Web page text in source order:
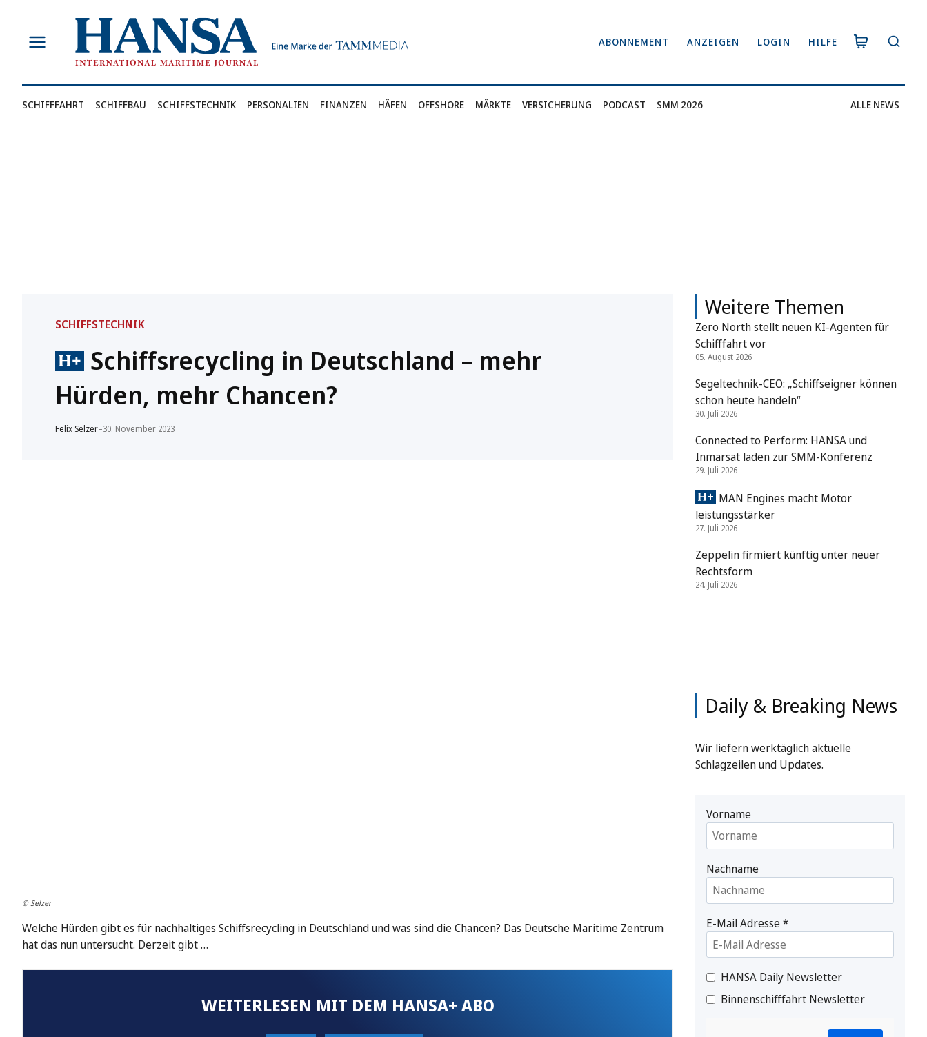
springen
ABONNEMENT ANZEIGEN LOGIN HILFE
SCHIFFFAHRT SCHIFFBAU SCHIFFSTECHNIK PERSONALIEN FINANZEN HÄFEN OFFSHORE MÄRKTE VERSICHERUNG PODCAST SMM 2026 ALLE NEWS
SCHIFFSTECHNIK
Schiffsrecycling in Deutschland – mehr
Hürden, mehr Chancen?
Felix Selzer–30. November 2023
© Selzer
Welche Hürden gibt es für nachhaltiges Schiffsrecycling in Deutschland und was sind die Chancen? Das Deutsche Maritime Zentrum
hat das nun untersucht. Derzeit gibt …
WEITERLESEN MIT DEM HANSA+ ABO
Weitere Themen
Zero North stellt neuen KI-Agenten für
Schifffahrt vor
05. August 2026
Segeltechnik-CEO: „Schiffseigner können
schon heute handeln“
30. Juli 2026
Connected to Perform: HANSA und
Inmarsat laden zur SMM-Konferenz
29. Juli 2026
MAN Engines macht Motor
leistungsstärker
27. Juli 2026
Zeppelin firmiert künftig unter neuer
Rechtsform
24. Juli 2026
Daily & Breaking News
Wir liefern werktäglich aktuelle
Schlagzeilen und Updates.
Vorname
Nachname
E-Mail Adresse*
HANSA Daily Newsletter
Binnenschifffahrt Newsletter